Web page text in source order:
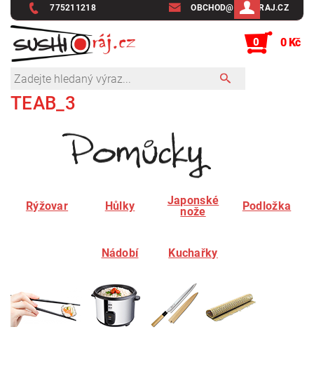
775211218 OBCHOD@SUSHIRAJ.CZ
0 0 Kč
TEAB_3
Rýžovar Hůlky
Japonské
nože
Podložka
Nádobí Kuchařky